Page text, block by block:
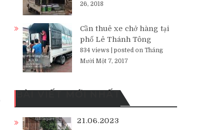
26, 2018
Cần thuê xe chở hàng tại
phố Lê Thánh Tông
834 views
posted on Tháng
Mười Một 7, 2017
BÀI VIẾT MỚI NHẤT
21.06.2023